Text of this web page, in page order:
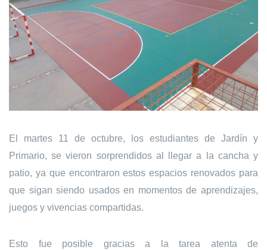
El martes 11 de octubre, los estudiantes de Jardín y
Primario, se vieron sorprendidos al llegar a la cancha y
patio, ya que encontraron estos espacios renovados para
que sigan siendo usados en momentos de aprendizajes,
juegos y vivencias compartidas.
Esto fue posible gracias a la tarea atenta de